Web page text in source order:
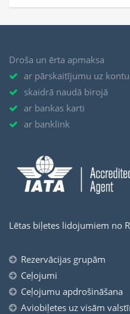
Droša un ērta apmaksa
ar pārskaitījumu uz kontu
skaidrā naudā birojā
ar bankas karti
ar banklink
Lētas biļetes lidojumiem no
Rezervācijas grupām
Ceļojumi
Ceļojumu apdrošināšana
Aviobiļetes uz visām